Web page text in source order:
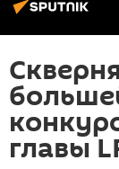
главы